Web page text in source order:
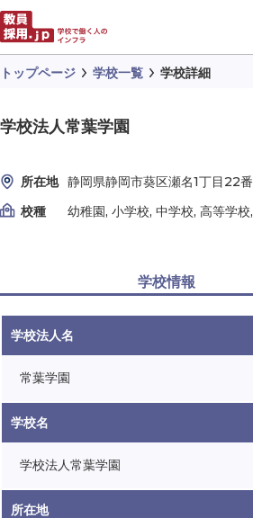
トップページ 学校一覧 学校詳細
学校法人常葉学園
所在地 静岡県静岡市葵区瀬名1丁目22
校種
幼稚園, 小学校, 中学校, 高等学
学校情報
学校法人名
常葉学園
学校名
学校法人常葉学園
所在地